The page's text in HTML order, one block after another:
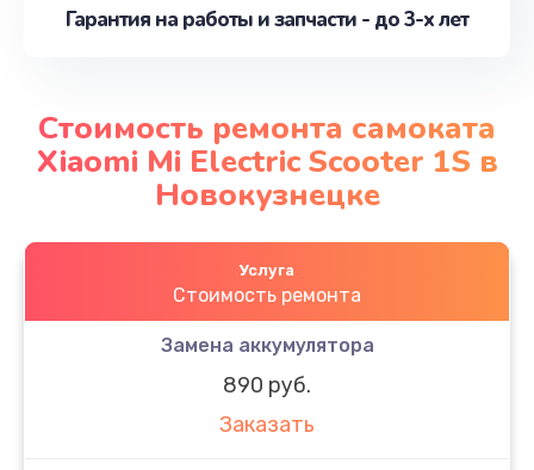
Гарантия на работы и запчасти - до 3-х лет
Стоимость ремонта самоката
Xiaomi Mi Electric Scooter 1S в
Новокузнецке
Услуга
Стоимость ремонта
Замена аккумулятора
890 руб.
Заказать